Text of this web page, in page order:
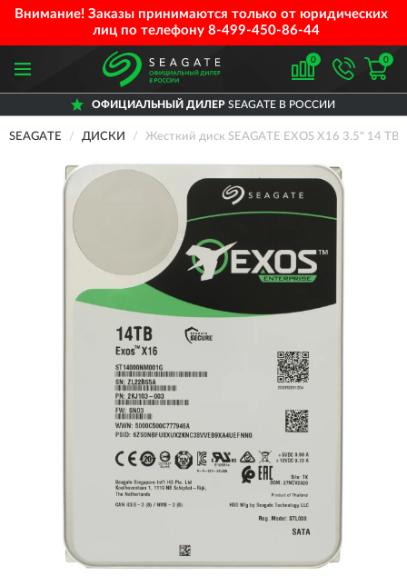
Внимание! Заказы принимаются только от юридических
лиц по телефону 8-499-450-86-44
0 0
ОФИЦИАЛЬНЫЙ ДИЛЕРSEAGATE В РОССИИ
SEAGATE ДИСКИ Жесткий диск SEAGATE EXOS X16 3.5" 14 TB